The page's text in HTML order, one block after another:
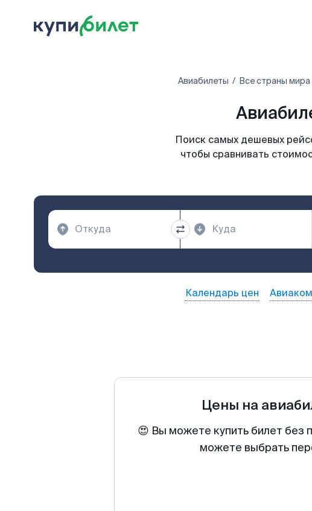
Авиабилеты Все страны мира
Поиск самых дешевых
чтобы сравнивать
Календарь цен
Цены на
😍 Вы можете купить билет без
можете выбрать